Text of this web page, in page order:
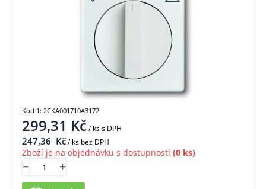
299,31 Kč/ kss DPH
247,36 Kč/ ks bez DPH
Zboží je na objednávku s dostupností (0 ks)
Kód 1: 2CKA001710A3172